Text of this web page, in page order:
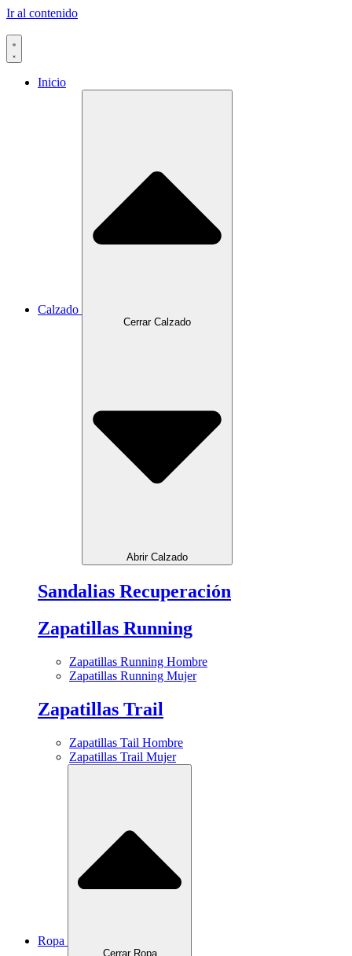
Ir al contenido
Inicio
Calzado
Cerrar Calzado
Abrir Calzado
Sandalias Recuperación
Zapatillas Running
Zapatillas Running Hombre
Zapatillas Running Mujer
Zapatillas Trail
Zapatillas Tail Hombre
Zapatillas Trail Mujer
Ropa
Cerrar Ropa